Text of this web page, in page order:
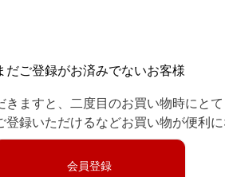
だご登録がお済みでないお客様
ますと、二度目のお買い物時にとて
録いただけるなどお買い物が便利に
会員登録